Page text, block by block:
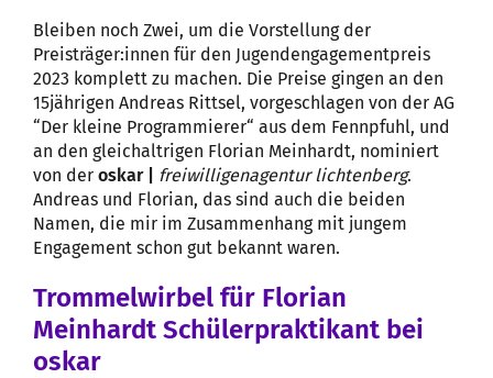
Bleiben noch Zwei, um die Vorstellung der
Preisträger:innen für den Jugendengagementpreis
2023 komplett zu machen. Die Preise gingen an den
15jährigen Andreas Rittsel, vorgeschlagen von der AG
“Der kleine Programmierer“ aus dem Fennpfuhl, und
an den gleichaltrigen Florian Meinhardt, nominiert
von der oskar | freiwilligenagentur lichtenberg.
Andreas und Florian, das sind auch die beiden
Namen, die mir im Zusammenhang mit jungem
Engagement schon gut bekannt waren.
Trommelwirbel für Florian
Meinhardt Schülerpraktikant bei
oskar